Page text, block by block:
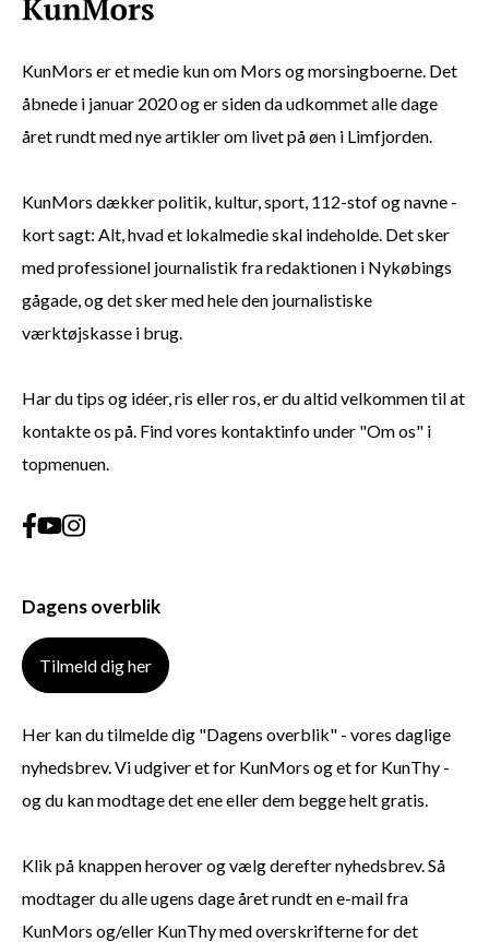
KunMors er et medie kun om Mors og morsingboerne. Det
åbnede i januar 2020 og er siden da udkommet alle dage
året rundt med nye artikler om livet på øen i Limfjorden.
KunMors dækker politik, kultur, sport, 112-stof og navne -
kort sagt: Alt, hvad et lokalmedie skal indeholde. Det sker
med professionel journalistik fra redaktionen i Nykøbings
gågade, og det sker med hele den journalistiske
værktøjskasse i brug.
Har du tips og idéer, ris eller ros, er du altid velkommen til at
kontakte os på. Find vores kontaktinfo under "Om os" i
topmenuen.
Dagens overblik
Tilmeld dig her
Her kan du tilmelde dig "Dagens overblik" - vores daglige
nyhedsbrev. Vi udgiver et for KunMors og et for KunThy -
og du kan modtage det ene eller dem begge helt gratis.
Klik på knappen herover og vælg derefter nyhedsbrev. Så
modtager du alle ugens dage året rundt en e-mail fra
KunMors og/eller KunThy med overskrifterne for det